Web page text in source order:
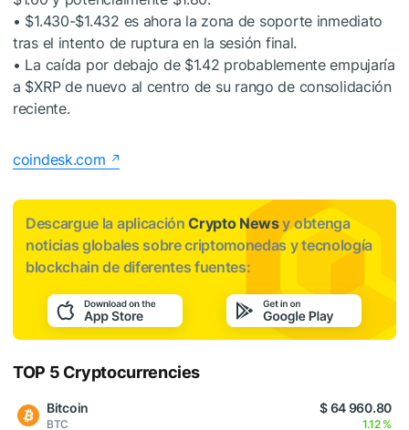
• $1.430-$1.432 es ahora la zona de soporte inmediato
tras el intento de ruptura en la sesión final.
• La caída por debajo de $1.42 probablemente empujaría
a $XRPde nuevo al centro de su rango de consolidación
reciente.
coindesk.com
Descargue la aplicaciónCrypto Newsy obtenga
noticias globales sobre criptomonedas y tecnología
blockchain de diferentes fuentes:
TOP 5 Cryptocurrencies
Bitcoin
BTC
$ 64 960.80
1.12 %